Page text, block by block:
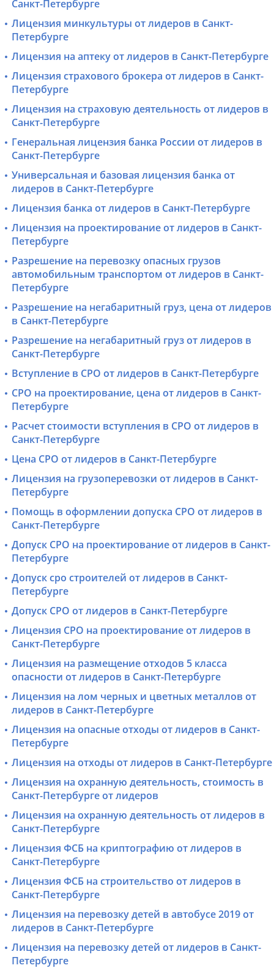
Санкт-Петербурге
Лицензия минкультуры от лидеров в Санкт-
Петербурге
Лицензия на аптеку от лидеров в Санкт-Петербурге
Лицензия страхового брокера от лидеров в Санкт-
Петербурге
Лицензия на страховую деятельность от лидеров в
Санкт-Петербурге
Генеральная лицензия банка России от лидеров в
Санкт-Петербурге
Универсальная и базовая лицензия банка от
лидеров в Санкт-Петербурге
Лицензия банка от лидеров в Санкт-Петербурге
Лицензия на проектирование от лидеров в Санкт-
Петербурге
Разрешение на перевозку опасных грузов
автомобильным транспортом от лидеров в Санкт-
Петербурге
Разрешение на негабаритный груз, цена от лидеров
в Санкт-Петербурге
Разрешение на негабаритный груз от лидеров в
Санкт-Петербурге
Вступление в СРО от лидеров в Санкт-Петербурге
СРО на проектирование, цена от лидеров в Санкт-
Петербурге
Расчет стоимости вступления в СРО от лидеров в
Санкт-Петербурге
Цена СРО от лидеров в Санкт-Петербурге
Лицензия на грузоперевозки от лидеров в Санкт-
Петербурге
Помощь в оформлении допуска СРО от лидеров в
Санкт-Петербурге
Допуск СРО на проектирование от лидеров в Санкт-
Петербурге
Допуск сро строителей от лидеров в Санкт-
Петербурге
Допуск СРО от лидеров в Санкт-Петербурге
Лицензия СРО на проектирование от лидеров в
Санкт-Петербурге
Лицензия на размещение отходов 5 класса
опасности от лидеров в Санкт-Петербурге
Лицензия на лом черных и цветных металлов от
лидеров в Санкт-Петербурге
Лицензия на опасные отходы от лидеров в Санкт-
Петербурге
Лицензия на отходы от лидеров в Санкт-Петербурге
Лицензия на охранную деятельность, стоимость в
Санкт-Петербурге от лидеров
Лицензия на охранную деятельность от лидеров в
Санкт-Петербурге
Лицензия ФСБ на криптографию от лидеров в
Санкт-Петербурге
Лицензия ФСБ на строительство от лидеров в
Санкт-Петербурге
Лицензия на перевозку детей в автобусе 2019 от
лидеров в Санкт-Петербурге
Лицензия на перевозку детей от лидеров в Санкт-
Петербурге